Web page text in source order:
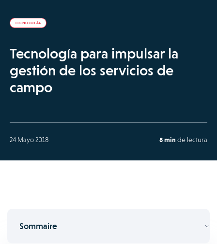
TECNOLOGÍA
Tecnología para impulsar la
gestión de los servicios de
campo
24 Mayo 2018 8 min de lectura
Sommaire